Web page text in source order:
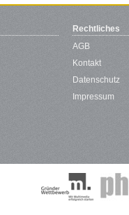
Rechtliches
AGB
Kontakt
Datenschutz
Impressum